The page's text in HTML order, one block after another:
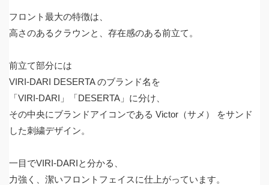
フロント最大の特徴は、
高さのあるクラウンと、存在感のある前立て。
前立て部分には
VIRI-DARI DESERTA のブランド名を
「VIRI-DARI」「DESERTA」に分け、
その中央にブランドアイコンである Victor（サメ） をサンド
した刺繍デザイン。
一目でVIRI-DARIと分かる、
力強く、潔いフロントフェイスに仕上がっています。